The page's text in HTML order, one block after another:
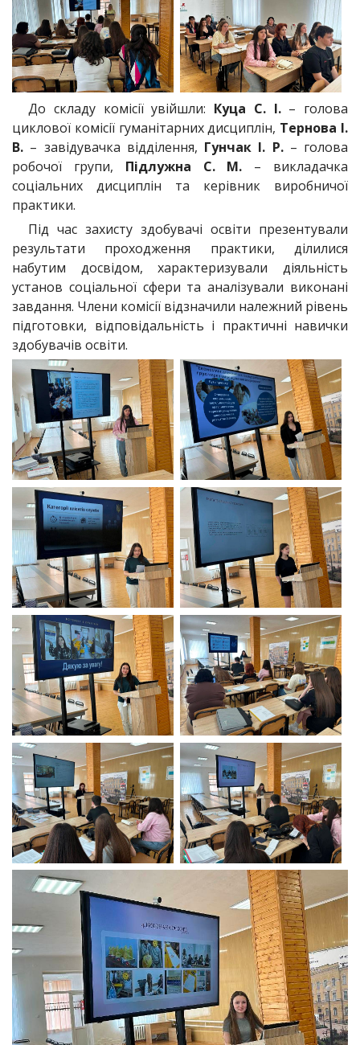
До складу комісії увійшли: Куца С. І.– голова
циклової комісії гуманітарних дисциплін, Тернова І.
В. – завідувачка відділення, Гунчак І. Р.– голова
робочої групи, Підлужна С. М. – викладачка
соціальних дисциплін та керівник виробничої
практики.
Під час захисту здобувачі освіти презентували
результати проходження практики, ділилися
набутим досвідом, характеризували діяльність
установ соціальної сфери та аналізували виконані
завдання. Члени комісії відзначили належний рівень
підготовки, відповідальність і практичні навички
здобувачів освіти.